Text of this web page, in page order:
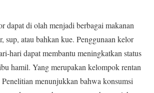
dapat di olah menjadi berbagai makanan
sup, atau bahkan kue. Penggunaan kelor
hari dapat membantu meningkatkan status
hamil. Yang merupakan kelompok rentan
menunjukkan bahwa konsumsi